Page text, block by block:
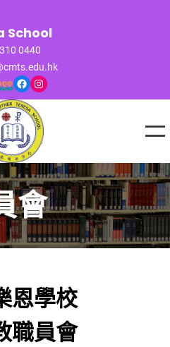
School
0440
Facebook Instagram
會
恩學校
職員會